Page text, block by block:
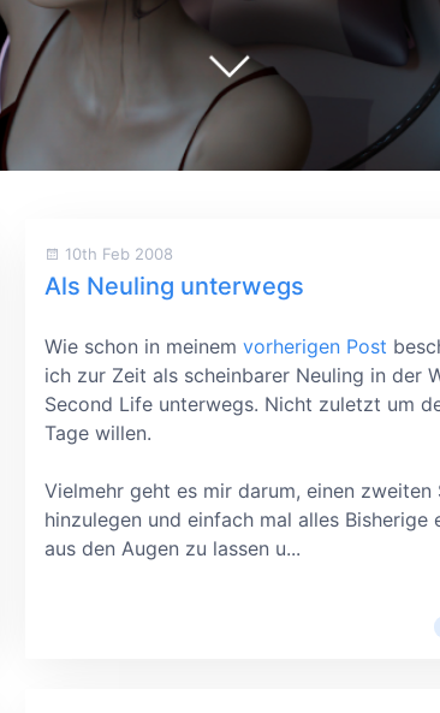
10th Feb 2008
Als Neuling unterwegs
Wie schon in meinem vorherigen Post
ich zur Zeit als scheinbarer Neuling in der
Second Life unterwegs. Nicht zuletzt um
Tage willen.
Vielmehr geht es mir darum, einen zweiten
hinzulegen und einfach mal alles Bisherige
aus den Augen zu lassen u...